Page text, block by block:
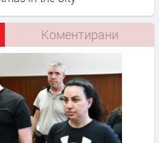
Коментирани